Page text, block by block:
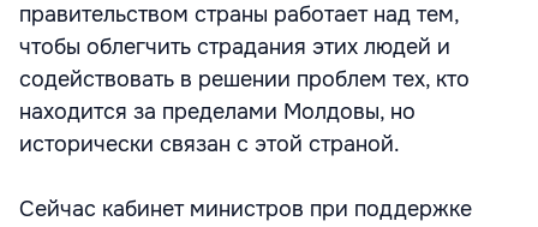
правительством страны работает над тем,
чтобы облегчить страдания этих людей и
содействовать в решении проблем тех, кто
находится за пределами Молдовы, но
исторически связан с этой страной.
Сейчас кабинет министров при поддержке